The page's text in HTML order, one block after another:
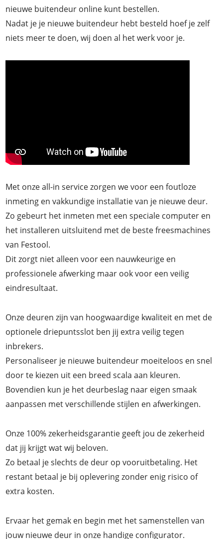
nieuwe buitendeur online kunt bestellen.
Nadat je je nieuwe buitendeur hebt besteld hoef je zelf
niets meer te doen, wij doen al het werk voor je.
Met onze all-in service zorgen we voor een foutloze
inmeting en vakkundige installatie van je nieuwe deur.
Zo gebeurt het inmeten met een speciale computer en
het installeren uitsluitend met de beste freesmachines
van Festool.
Dit zorgt niet alleen voor een nauwkeurige en
professionele afwerking maar ook voor een veilig
eindresultaat.
Onze deuren zijn van hoogwaardige kwaliteit en met de
optionele driepuntsslot ben jij extra veilig tegen
inbrekers.
Personaliseer je nieuwe buitendeur moeiteloos en snel
door te kiezen uit een breed scala aan kleuren.
Bovendien kun je het deurbeslag naar eigen smaak
aanpassen met verschillende stijlen en afwerkingen.
Onze 100% zekerheidsgarantie geeft jou de zekerheid
dat jij krijgt wat wij beloven.
Zo betaal je slechts de deur op vooruitbetaling. Het
restant betaal je bij oplevering zonder enig risico of
extra kosten.
Ervaar het gemak en begin met het samenstellen van
jouw nieuwe deur in onze handige configurator.